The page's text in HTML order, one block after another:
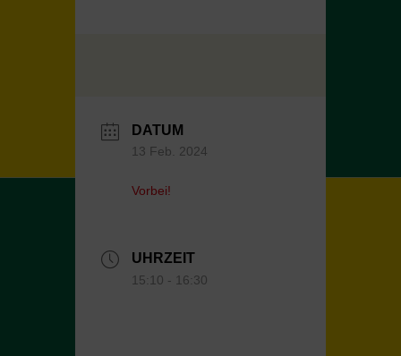
DATUM
13 Feb. 2024
Vorbei!
UHRZEIT
15:10 - 16:30